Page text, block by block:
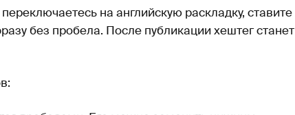
на английскую раскладку, ставите
без пробела. После публикации хештег станет